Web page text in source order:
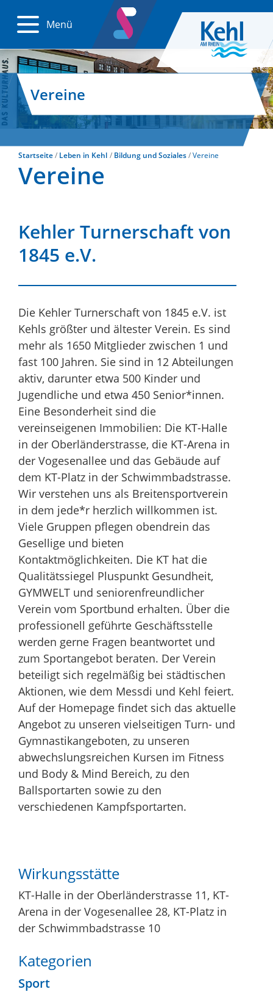
Menü
Vereine
Startseite Leben in Kehl Bildung und Soziales Vereine
Vereine
Kehler Turnerschaft von
1845 e.V.
Die Kehler Turnerschaft von 1845 e.V. ist
Kehls größter und ältester Verein. Es sind
mehr als 1650 Mitglieder zwischen 1 und
fast 100 Jahren. Sie sind in 12 Abteilungen
aktiv, darunter etwa 500 Kinder und
Jugendliche und etwa 450 Senior*innen.
Eine Besonderheit sind die
vereinseigenen Immobilien: Die KT-Halle
in der Oberländerstrasse, die KT-Arena in
der Vogesenallee und das Gebäude auf
dem KT-Platz in der Schwimmbadstrasse.
Wir verstehen uns als Breitensportverein
in dem jede*r herzlich willkommen ist.
Viele Gruppen pflegen obendrein das
Gesellige und bieten
Kontaktmöglichkeiten. Die KT hat die
Qualitätssiegel Pluspunkt Gesundheit,
GYMWELT und seniorenfreundlicher
Verein vom Sportbund erhalten. Über die
professionell geführte Geschäftsstelle
werden gerne Fragen beantwortet und
zum Sportangebot beraten. Der Verein
beteiligt sich regelmäßig bei städtischen
Aktionen, wie dem Messdi und Kehl feiert.
Auf der Homepage findet sich das aktuelle
Angebot zu unseren vielseitigen Turn- und
Gymnastikangeboten, zu unseren
abwechslungsreichen Kursen im Fitness
und Body & Mind Bereich, zu den
Ballsportarten sowie zu den
verschiedenen Kampfsportarten.
Wirkungsstätte
KT-Halle in der Oberländerstrasse 11, KT-
Arena in der Vogesenallee 28, KT-Platz in
der Schwimmbadstrasse 10
Kategorien
Sport